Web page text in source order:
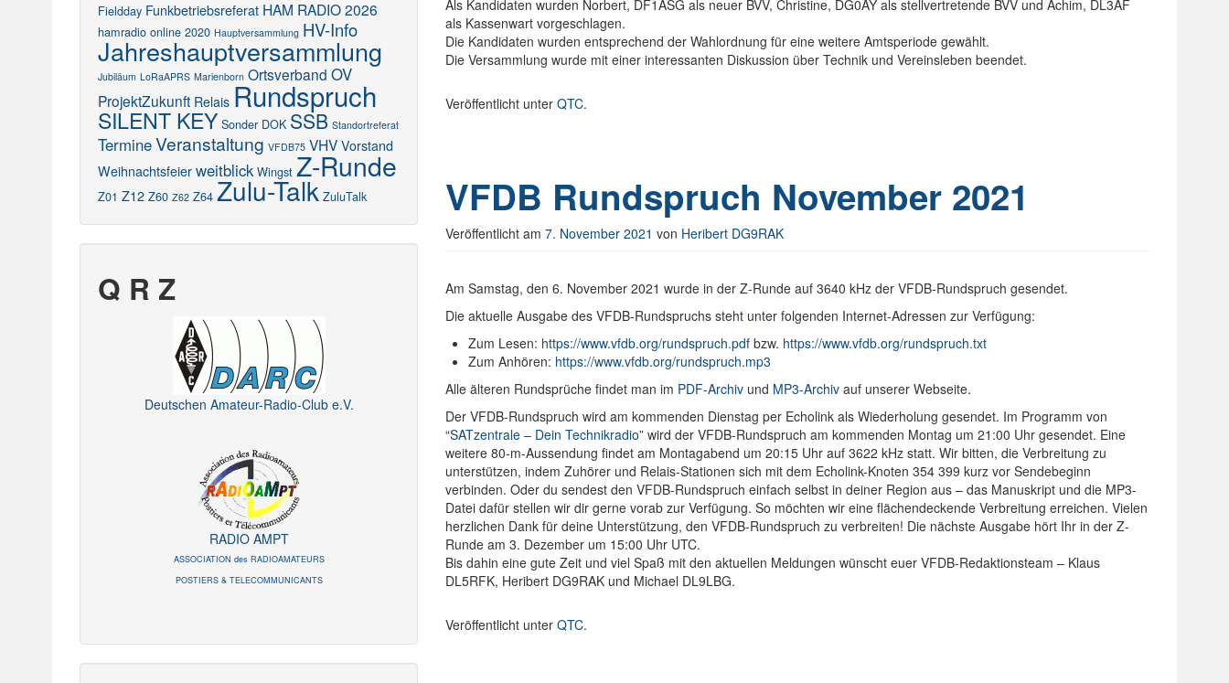
Als Kandidaten wurden Norbert, DF1ASG als neuer BVV, Christine, DG0AY als stellvertretende BVV und Achim, DL3AF
als Kassenwart vorgeschlagen.
Die Kandidaten wurden entsprechend der Wahlordnung für eine weitere Amtsperiode gewählt.
Die Versammlung wurde mit einer interessanten Diskussion über Technik und Vereinsleben beendet.
Veröffentlicht unter QTC.
VFDB Rundspruch November 2021
Veröffentlicht am 7. November 2021 von Heribert DG9RAK
Am Samstag, den 6. November 2021 wurde in der Z-Runde auf 3640 kHz der VFDB-Rundspruch gesendet.
Die aktuelle Ausgabe des VFDB-Rundspruchs steht unter folgenden Internet-Adressen zur Verfügung:
Zum Lesen: https://www.vfdb.org/rundspruch.pdf bzw. https://www.vfdb.org/rundspruch.txt
Zum Anhören: https://www.vfdb.org/rundspruch.mp3
Alle älteren Rundsprüche findet man im PDF-Archiv und MP3-Archiv auf unserer Webseite.
Der VFDB-Rundspruch wird am kommenden Dienstag per Echolink als Wiederholung gesendet. Im Programm von
“SATzentrale – Dein Technikradio” wird der VFDB-Rundspruch am kommenden Montag um 21:00 Uhr gesendet. Eine
weitere 80-m-Aussendung findet am Montagabend um 20:15 Uhr auf 3622 kHz statt. Wir bitten, die Verbreitung zu
unterstützen, indem Zuhörer und Relais-Stationen sich mit dem Echolink-Knoten 354 399 kurz vor Sendebeginn
verbinden. Oder du sendest den VFDB-Rundspruch einfach selbst in deiner Region aus – das Manuskript und die MP3-
Datei dafür stellen wir dir gerne vorab zur Verfügung. So möchten wir eine flächendeckende Verbreitung erreichen. Vielen
herzlichen Dank für deine Unterstützung, den VFDB-Rundspruch zu verbreiten! Die nächste Ausgabe hört Ihr in der Z-
Runde am 3. Dezember um 15:00 Uhr UTC.
Bis dahin eine gute Zeit und viel Spaß mit den aktuellen Meldungen wünscht euer VFDB-Redaktionsteam – Klaus
DL5RFK, Heribert DG9RAK und Michael DL9LBG.
Veröffentlicht unter QTC.
Fieldday Funkbetriebsreferat HAM RADIO 2026
hamradio online 2020 Hauptversammlung HV-Info
Jahreshauptversammlung
Jubiläum LoRaAPRS Marienborn Ortsverband OV
ProjektZukunft Relais Rundspruch
SILENT KEY Sonder DOK SSB Standortreferat
TermineVeranstaltung VFDB75 VHV Vorstand
Weihnachtsfeier weitblick Wingst Z-Runde
Z01 Z12 Z60 Z62 Z64 Zulu-Talk ZuluTalk
Q R Z
Deutschen Amateur-Radio-Club e.V.
RADIO AMPT
ASSOCIATION des RADIOAMATEURS
POSTIERS & TELECOMMUNICANTS